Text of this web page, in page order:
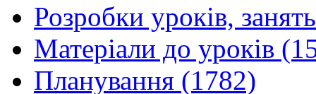
Розробки уроків,
Матеріали до уроків
Планування (1782)